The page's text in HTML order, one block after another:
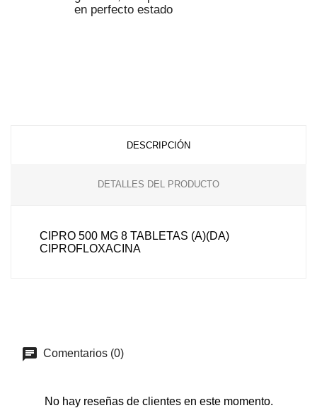
en perfecto estado
DESCRIPCIÓN
DETALLES DEL PRODUCTO
CIPRO 500 MG 8 TABLETAS (A)(DA)
CIPROFLOXACINA
Comentarios (0)
No hay reseñas de clientes en este momento.